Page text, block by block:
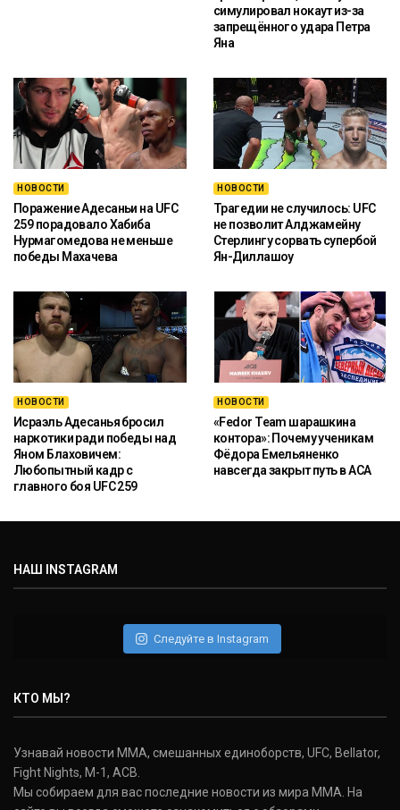
симулировал нокаут из-за
запрещённого удара Петра
Яна
НОВОСТИ
Поражение Адесаньи на UFC
259 порадовало Хабиба
Нурмагомедова не меньше
победы Махачева
НОВОСТИ
Трагедии не случилось: UFC
не позволит Алджамейну
Стерлингу сорвать супербой
Ян-Диллашоу
НОВОСТИ
Исраэль Адесанья бросил
наркотики ради победы над
Яном Блаховичем:
Любопытный кадр с
главного боя UFC 259
НОВОСТИ
«Fedor Team шарашкина
контора»: Почему ученикам
Фёдора Емельяненко
навсегда закрыт путь в ACA
НАШ INSTAGRAM
Следуйте в Instagram
КТО МЫ?
Узнавай новости ММА, смешанных единоборств, UFC, Bellator,
Fight Nights, M-1, ACB.
Мы собираем для вас последние новости из мира ММА. На